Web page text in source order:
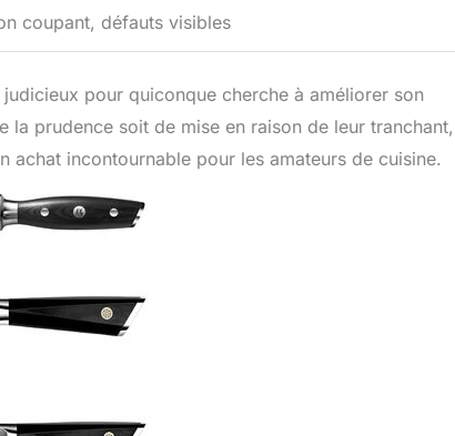
coupant, défauts visibles
pour quiconque cherche à améliorer son
prudence soit de mise en raison de leur
incontournable pour les amateurs de cuisine.